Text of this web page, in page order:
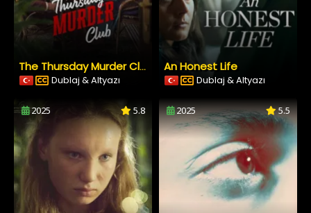
The Thursday Murder Club
Dublaj & Altyazı
An Honest Life
Dublaj & Altyazı
2025 5.8 2025 5.5